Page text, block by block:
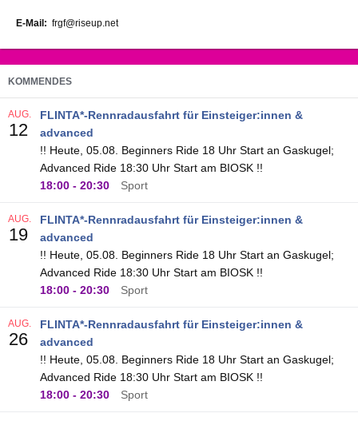
E-Mail frgf@riseup.net
KOMMENDES
FLINTA*-Rennradausfahrt für Einsteiger:innen &
advanced
!! Heute, 05.08. Beginners Ride 18 Uhr Start an Gaskugel;
Advanced Ride 18:30 Uhr Start am BIOSK !!
18:00 - 20:30 Sport
AUG.
12
FLINTA*-Rennradausfahrt für Einsteiger:innen &
advanced
!! Heute, 05.08. Beginners Ride 18 Uhr Start an Gaskugel;
Advanced Ride 18:30 Uhr Start am BIOSK !!
18:00 - 20:30 Sport
AUG.
19
FLINTA*-Rennradausfahrt für Einsteiger:innen &
advanced
!! Heute, 05.08. Beginners Ride 18 Uhr Start an Gaskugel;
Advanced Ride 18:30 Uhr Start am BIOSK !!
18:00 - 20:30 Sport
AUG.
26